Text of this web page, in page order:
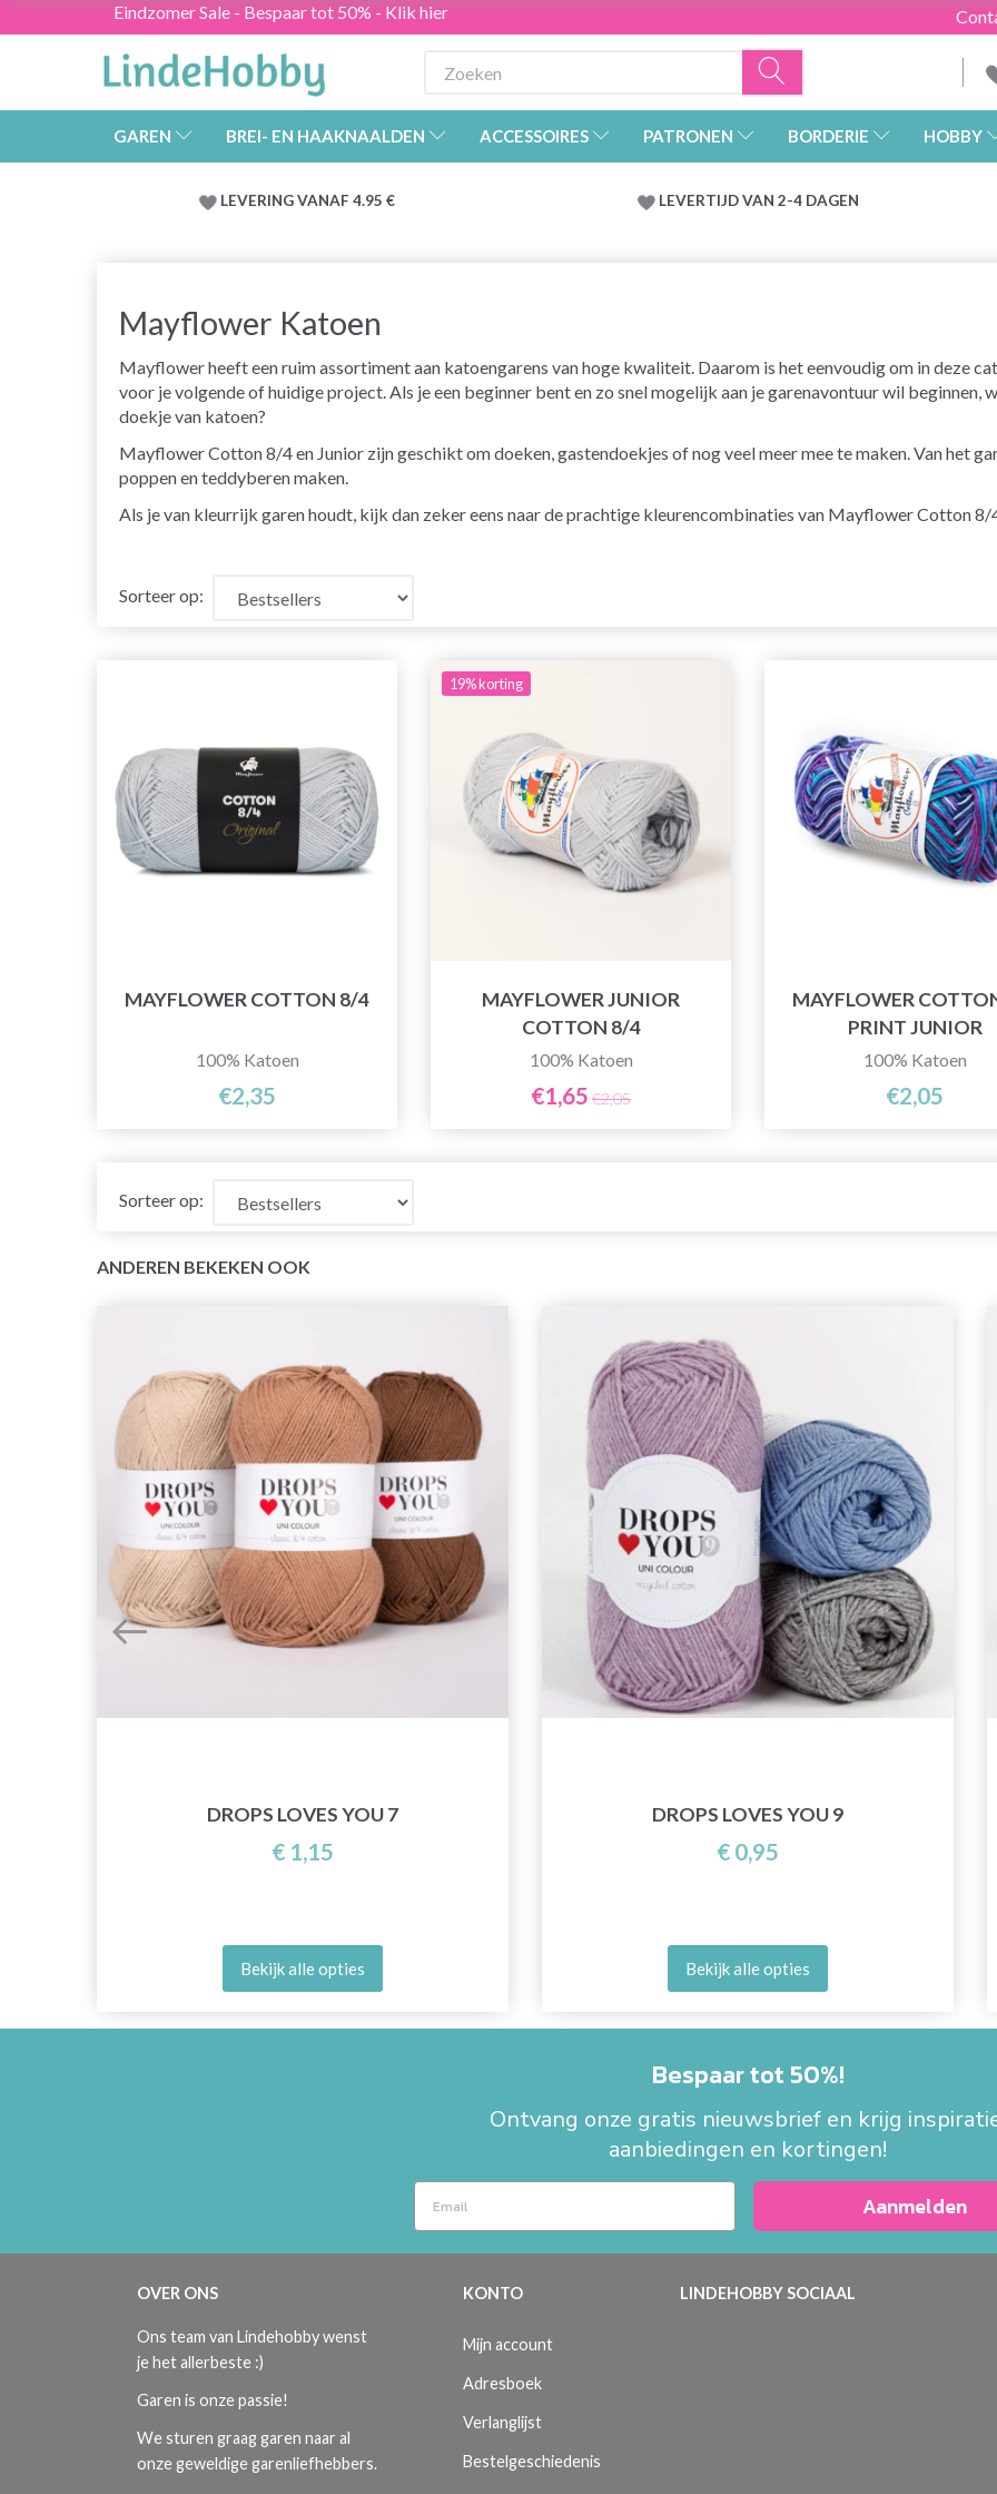
Eindzomer Sale - Bespaar tot 50% - Klik hier
GAREN BREI- EN HAAKNAALDEN ACCESSOIRES PATRONEN BORDERIE HOBBY
LEVERING VANAF 4.95 € LEVERTIJD VAN 2-4 DAGEN
Mayflower Katoen
Mayflower heeft een ruim assortiment aan katoengarens van hoge kwaliteit. Daarom is het eenvoudig om in deze
voor je volgende of huidige project. Als je een beginner bent en zo snel mogelijk aan je garenavontuur wil beginnen,
doekje van katoen?
Mayflower Cotton 8/4 en Junior zijn geschikt om doeken, gastendoekjes of nog veel meer mee te maken. Van het
poppen en teddyberen maken.
Als je van kleurrijk garen houdt, kijk dan zeker eens naar de prachtige kleurencombinaties van Mayflower Cotton 8/
Sorteer op:
MAYFLOWER COTTON 8/4
100% Katoen
€2,35
19% korting
MAYFLOWER JUNIOR
COTTON 8/4
100% Katoen
€1,65 €2,05
MAYFLOWER
PRINT JUNIOR
100% Katoen
€2,05
Sorteer op:
ANDEREN BEKEKEN OOK
DROPS LOVES YOU 7
€ 1,15
Bekijk alle opties
DROPS LOVES YOU 9
€ 0,95
Bekijk alle opties
Bespaar tot 50%!
Ontvang onze gratis nieuwsbrief en krijg
aanbiedingen en kortingen!
Aanmelden
OVER ONS
Ons team van Lindehobby wenst
je het allerbeste :)
Garen is onze passie!
We sturen graag garen naar al
onze geweldige garenliefhebbers.
KONTO
Mijn account
Adresboek
Verlanglijst
Bestelgeschiedenis
LINDEHOBBY SOCIAAL